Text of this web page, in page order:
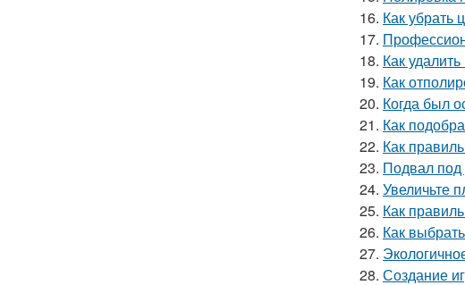
16. Как убрать
17.
18. Как
19. Как
20. Когда был
21. Как
22. Как
23. Подвал
24. Увеличьте
25. Как
26. Как
27.
28. Создание